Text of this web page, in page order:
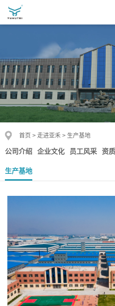
首页 > 走进亚禾 > 生产基地
公司介绍 企业文化 员工风采 资
生产基地